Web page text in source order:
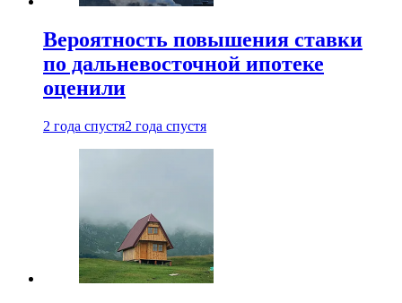
Вероятность повышения ставки
по дальневосточной ипотеке
оценили
2 года спустя2 года спустя